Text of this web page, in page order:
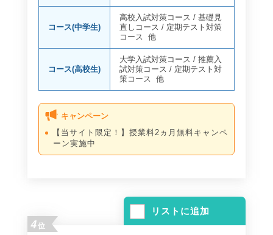
コース(中学生)
高校入試対策コース /基礎見
直しコース /定期テスト対策
コース
他
コース(高校生)
大学入試対策コース /推薦入
試対策コース /定期テスト対
策コース
他
キャンペーン
【当サイト限定！】授業料2ヵ月無料キャンペ
ーン実施中
リストに追加
4位